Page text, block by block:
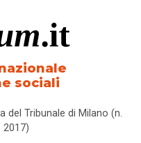
sociali
del Tribunale di Milano (n.
2017)